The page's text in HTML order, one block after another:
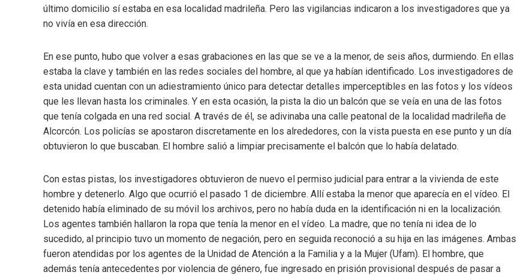
último domicilio sí estaba en esa localidad madrileña. Pero las vigilancias indicaron a los investigadores que ya
no vivía en esa dirección.
En ese punto, hubo que volver a esas grabaciones en las que se ve a la menor, de seis años, durmiendo. En ellas
estaba la clave y también en las redes sociales del hombre, al que ya habían identificado. Los investigadores de
esta unidad cuentan con un adiestramiento único para detectar detalles imperceptibles en las fotos y los vídeos
que les llevan hasta los criminales. Y en esta ocasión, la pista la dio un balcón que se veía en una de las fotos
que tenía colgada en una red social. A través de él, se adivinaba una calle peatonal de la localidad madrileña de
Alcorcón. Los policías se apostaron discretamente en los alrededores, con la vista puesta en ese punto y un día
obtuvieron lo que buscaban. El hombre salió a limpiar precisamente el balcón que lo había delatado.
Con estas pistas, los investigadores obtuvieron de nuevo el permiso judicial para entrar a la vivienda de este
hombre y detenerlo. Algo que ocurrió el pasado 1 de diciembre. Allí estaba la menor que aparecía en el vídeo. El
detenido había eliminado de su móvil los archivos, pero no había duda en la identificación ni en la localización.
Los agentes también hallaron la ropa que tenía la menor en el vídeo. La madre, que no tenía ni idea de lo
sucedido, al principio tuvo un momento de negación, pero en seguida reconoció a su hija en las imágenes. Ambas
fueron atendidas por los agentes de la Unidad de Atención a la Familia y a la Mujer (Ufam). El hombre, que
además tenía antecedentes por violencia de género, fue ingresado en prisión provisional después de pasar a